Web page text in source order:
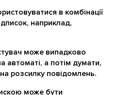
в комбінації
наприклад,
може випадково
автоматі, а потім думати,
розсилку повідомлень.
може бути